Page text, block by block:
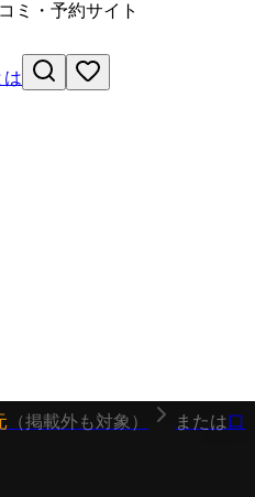
ミ・予約サイト
は
（掲載外も対象） または口